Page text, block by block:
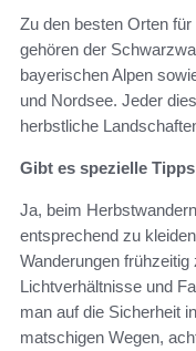
Zu den besten Orten
gehören der
bayerischen Alpen
und Nordsee. Jeder
herbstliche
Gibt es spezielle
Ja, beim
entsprechend zu
Wanderungen
Lichtverhältnisse und
man auf die Sicherheit
matschigen Wegen,